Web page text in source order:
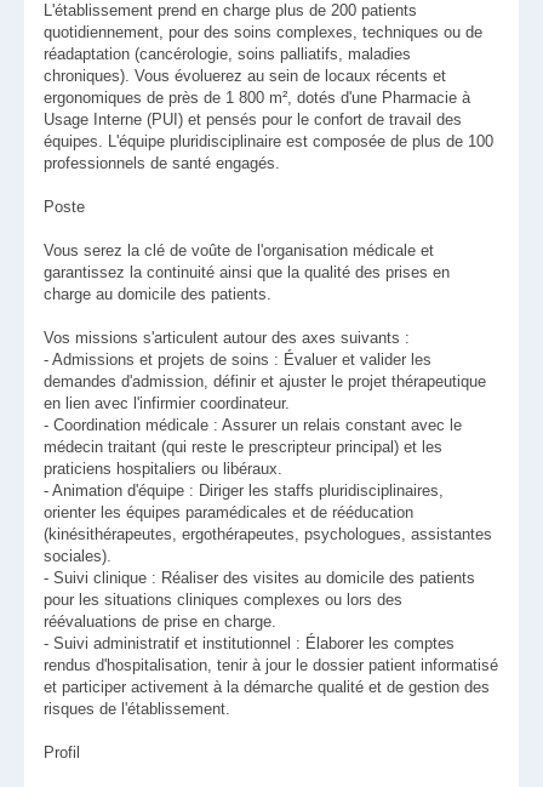
L'établissement prend en charge plus de 200 patients
quotidiennement, pour des soins complexes, techniques ou de
réadaptation (cancérologie, soins palliatifs, maladies
chroniques). Vous évoluerez au sein de locaux récents et
ergonomiques de près de 1 800 m², dotés d'une Pharmacie à
Usage Interne (PUI) et pensés pour le confort de travail des
équipes. L'équipe pluridisciplinaire est composée de plus de 100
professionnels de santé engagés.
Poste
Vous serez la clé de voûte de l'organisation médicale et
garantissez la continuité ainsi que la qualité des prises en
charge au domicile des patients.
Vos missions s'articulent autour des axes suivants :
- Admissions et projets de soins : Évaluer et valider les
demandes d'admission, définir et ajuster le projet thérapeutique
en lien avec l'infirmier coordinateur.
- Coordination médicale : Assurer un relais constant avec le
médecin traitant (qui reste le prescripteur principal) et les
praticiens hospitaliers ou libéraux.
- Animation d'équipe : Diriger les staffs pluridisciplinaires,
orienter les équipes paramédicales et de rééducation
(kinésithérapeutes, ergothérapeutes, psychologues, assistantes
sociales).
- Suivi clinique : Réaliser des visites au domicile des patients
pour les situations cliniques complexes ou lors des
réévaluations de prise en charge.
- Suivi administratif et institutionnel : Élaborer les comptes
rendus d'hospitalisation, tenir à jour le dossier patient informatisé
et participer activement à la démarche qualité et de gestion des
risques de l'établissement.
Profil